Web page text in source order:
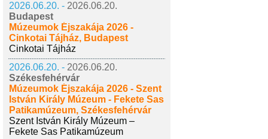
2026.06.20. - 2026.06.20.
Budapest
Múzeumok Éjszakája 2026 -
Cinkotai Tájház, Budapest
Cinkotai Tájház
2026.06.20. - 2026.06.20.
Székesfehérvár
Múzeumok Éjszakája 2026 - Szent
István Király Múzeum - Fekete Sas
Patikamúzeum, Székesfehérvár
Szent István Király Múzeum –
Fekete Sas Patikamúzeum